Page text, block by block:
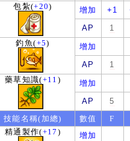
包紮(+20) 增加 +1
AP
1
釣魚(+5)
增加
AP
1
藥草知識(+11 )
增加
AP
5
技能名稱(加總)
數值
F
精通製作(+17 )
增加